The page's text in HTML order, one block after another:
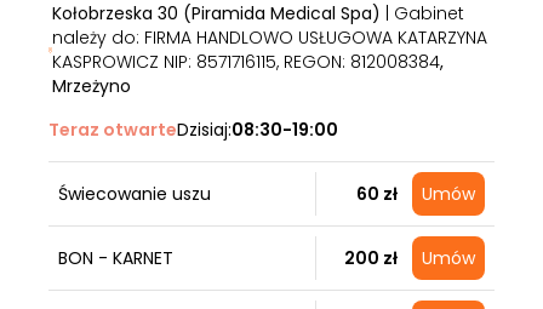
Kołobrzeska 30 (Piramida Medical Spa)
| Gabinet
należy do: FIRMA HANDLOWO USŁUGOWA KATARZYNA
KASPROWICZ NIP: 8571716115, REGON: 812008384,
Mrzeżyno
Teraz otwarteDzisiaj:08:30-19:00
Świecowanie uszu 60 zł Umów
BON - KARNET 200 zł Umów